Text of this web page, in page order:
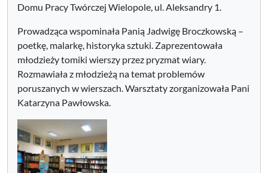
Domu Pracy Twórczej Wielopole, ul. Aleksandry 1.
Prowadząca wspominała Panią Jadwigę Broczkowską –
poetkę, malarkę, historyka sztuki. Zaprezentowała
młodzieży tomiki wierszy przez pryzmat wiary.
Rozmawiała z młodzieżą na temat problemów
poruszanych w wierszach. Warsztaty zorganizowała Pani
Katarzyna Pawłowska.